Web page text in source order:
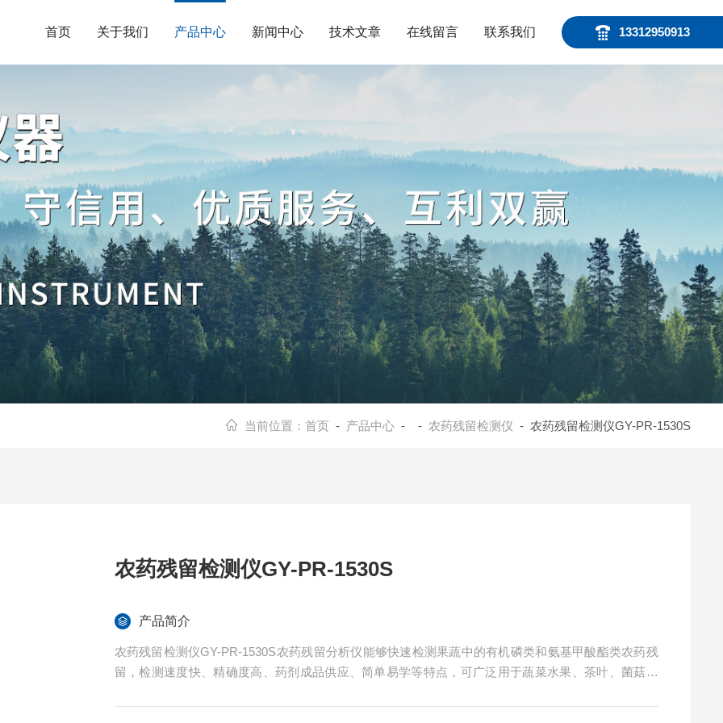
13312950913
首页 关于我们 产品中心 新闻中心 技术文章 在线留言 联系我们
当前位置： 首页 - 产品中心- - 农药残留检测仪 - 农药残留检测仪GY-PR-1530S
农药残留检测仪GY-PR-1530S
产品简介
农药残留检测仪GY-PR-1530S农药残留分析仪能够快速检测果蔬中的有机磷类和氨基甲酸酯类农药残
留，检测速度快、精确度高、药剂成品供应、简单易学等特点，可广泛用于蔬菜水果、茶叶、菌菇、